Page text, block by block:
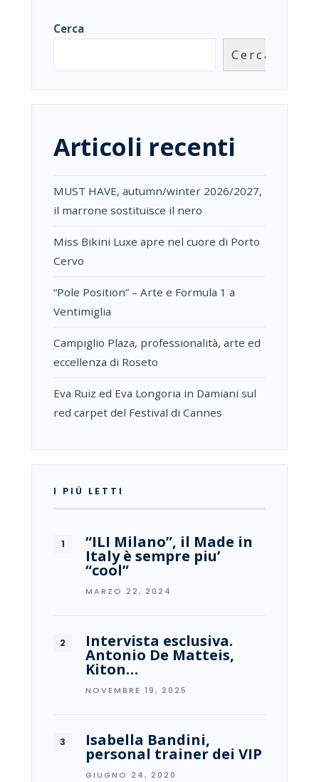
Cerca
Cerca
Articoli recenti
MUST HAVE, autumn/winter 2026/2027,
il marrone sostituisce il nero
Miss Bikini Luxe apre nel cuore di Porto
Cervo
“Pole Position” – Arte e Formula 1 a
Ventimiglia
Campiglio Plaza, professionalità, arte ed
eccellenza di Roseto
Eva Ruiz ed Eva Longoria in Damiani sul
red carpet del Festival di Cannes
I PIÙ LETTI
“ILI Milano”, il Made in
Italy è sempre piu’
“cool”
MARZO 22, 2024
Intervista esclusiva.
Antonio De Matteis,
Kiton…
NOVEMBRE 19, 2025
Isabella Bandini,
personal trainer dei VIP
GIUGNO 24, 2020